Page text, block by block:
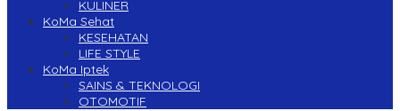
KULINER
KoMa Sehat
KESEHATAN
LIFE STYLE
KoMa Iptek
SAINS & TEKNOLOGI
OTOMOTIF